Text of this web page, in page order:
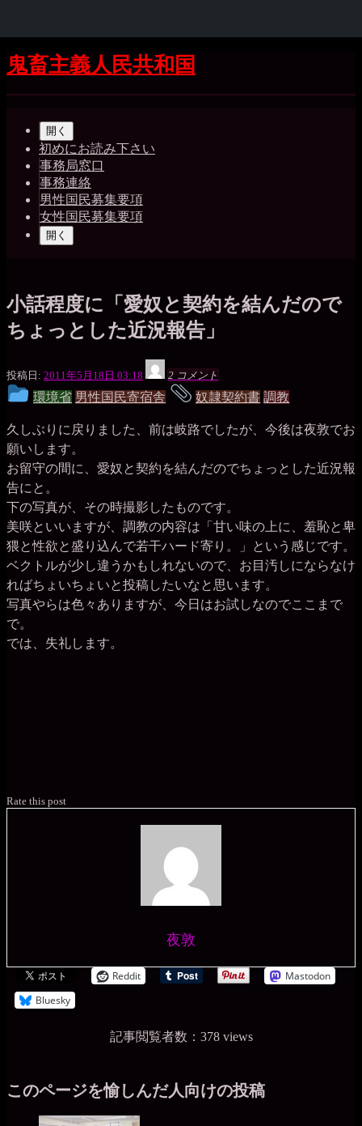
コ
ン
テ
鬼畜主義人民共和国
シ
ョ
開く
初めにお読み下さい
事務局窓口
事務連絡
男性国民募集要項
女性国民募集要項
開く
小話程度に「愛奴と契約を結んだので
ちょっとした近況報告」
投稿日: 2011年5月18日 03:18
敦2 コメント
投
稿
グ
ル
ー
プ
環境省 男性国民寄宿舎
タ
グ
奴隷契約書 調教
久しぶりに戻りました、前は岐路でしたが、今後は夜敦でお
願いします。
お留守の間に、愛奴と契約を結んだのでちょっとした近況報
告にと。
下の写真が、その時撮影したものです。
美咲といいますが、調教の内容は「甘い味の上に、羞恥と卑
猥と性欲と盛り込んで若干ハード寄り。」という感じです。
ベクトルが少し違うかもしれないので、お目汚しにならなけ
ればちょいちょいと投稿したいなと思います。
写真やらは色々ありますが、今日はお試しなのでここまで
で。
では、失礼します。
Rate this post
夜敦
Reddit
Mastodon
Bluesky
記事閲覧者数：378 views
このページを愉しんだ人向けの投稿